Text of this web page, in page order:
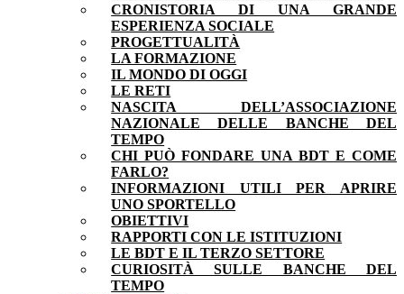
CRONISTORIA DI UNA GRANDE
ESPERIENZA SOCIALE
PROGETTUALITÀ
LA FORMAZIONE
IL MONDO DI OGGI
LE RETI
NASCITA DELL’ASSOCIAZIONE
NAZIONALE DELLE BANCHE DEL
TEMPO
CHI PUÒ FONDARE UNA BDT E COME
FARLO?
INFORMAZIONI UTILI PER APRIRE
UNO SPORTELLO
OBIETTIVI
RAPPORTI CON LE ISTITUZIONI
LE BDT E IL TERZO SETTORE
CURIOSITÀ SULLE BANCHE DEL
TEMPO